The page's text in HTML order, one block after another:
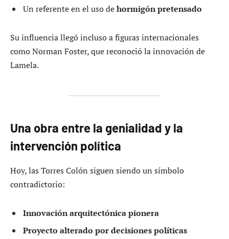
Un referente en el uso dehormigón pretensado
Su influencia llegó incluso a figuras internacionales
como Norman Foster, que reconoció la innovación de
Lamela.
Una obra entre la genialidad y la
intervención política
Hoy, las Torres Colón siguen siendo un símbolo
contradictorio:
Innovación arquitectónica pionera
Proyecto alterado por decisiones políticas